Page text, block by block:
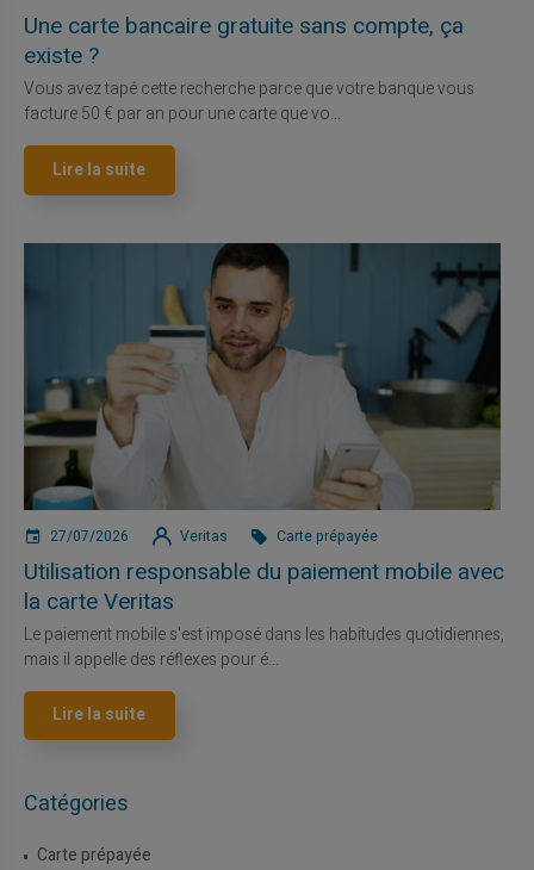
Une carte bancaire gratuite sans compte, ça
existe ?
Vous avez tapé cette recherche parce que votre banque vous
facture 50 € par an pour une carte que vo...
Lire la suite
27/07/2026 Veritas Carte prépayée
Utilisation responsable du paiement mobile avec
la carte Veritas
Le paiement mobile s'est imposé dans les habitudes quotidiennes,
mais il appelle des réflexes pour é...
Lire la suite
Catégories
Carte prépayée